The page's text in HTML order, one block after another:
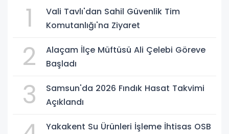
1
Vali Tavlı'dan Sahil Güvenlik Tim
Komutanlığı'na Ziyaret
2
Alaçam İlçe Müftüsü Ali Çelebi Göreve
Başladı
3
Samsun'da 2026 Fındık Hasat Takvimi
Açıklandı
Yakakent Su Ürünleri İşleme İhtisas OSB